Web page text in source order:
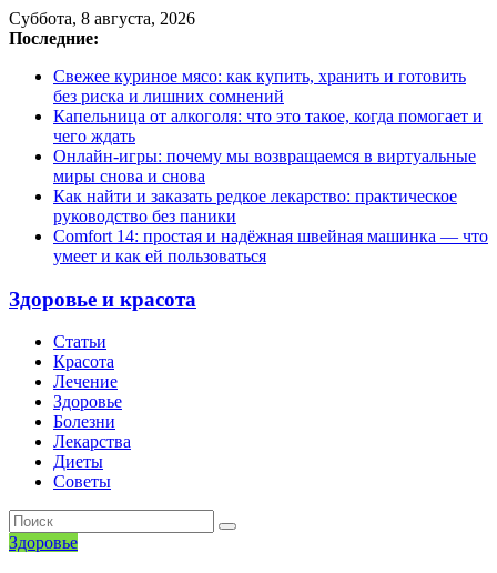
Суббота, 8 августа, 2026
Последние:
Свежее куриное мясо: как купить, хранить и готовить
без риска и лишних сомнений
Капельница от алкоголя: что это такое, когда помогает и
чего ждать
Онлайн-игры: почему мы возвращаемся в виртуальные
миры снова и снова
Как найти и заказать редкое лекарство: практическое
руководство без паники
Comfort 14: простая и надёжная швейная машинка — что
умеет и как ей пользоваться
Здоровье и красота
Статьи
Красота
Лечение
Здоровье
Болезни
Лекарства
Диеты
Советы
Здоровье